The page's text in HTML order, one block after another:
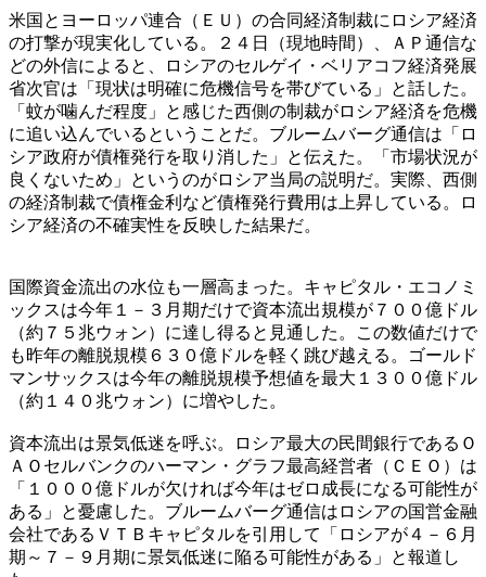
米国とヨーロッパ連合（ＥＵ）の合同経済制裁にロシア経済
の打撃が現実化している。２４日（現地時間）、ＡＰ通信な
どの外信によると、ロシアのセルゲイ・ベリアコフ経済発展
省次官は「現状は明確に危機信号を帯びている」と話した。
「蚊が噛んだ程度」と感じた西側の制裁がロシア経済を危機
に追い込んでいるということだ。ブルームバーグ通信は「ロ
シア政府が債権発行を取り消した」と伝えた。「市場状況が
良くないため」というのがロシア当局の説明だ。実際、西側
の経済制裁で債権金利など債権発行費用は上昇している。ロ
シア経済の不確実性を反映した結果だ。
国際資金流出の水位も一層高まった。キャピタル・エコノミ
ックスは今年１－３月期だけで資本流出規模が７００億ドル
（約７５兆ウォン）に達し得ると見通した。この数値だけで
も昨年の離脱規模６３０億ドルを軽く跳び越える。ゴールド
マンサックスは今年の離脱規模予想値を最大１３００億ドル
（約１４０兆ウォン）に増やした。
資本流出は景気低迷を呼ぶ。ロシア最大の民間銀行であるＯ
ＡＯセルバンクのハーマン・グラフ最高経営者（ＣＥＯ）は
「１０００億ドルが欠ければ今年はゼロ成長になる可能性が
ある」と憂慮した。ブルームバーグ通信はロシアの国営金融
会社であるＶＴＢキャピタルを引用して「ロシアが４－６月
期～７－９月期に景気低迷に陥る可能性がある」と報道し